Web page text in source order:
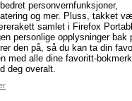
personvernfunksjoner,
og mer. Pluss, takket
samlet i Firefox
personlige opplysninger bak
den på, så du kan ta din
med alle dine favoritt-
deg overalt.